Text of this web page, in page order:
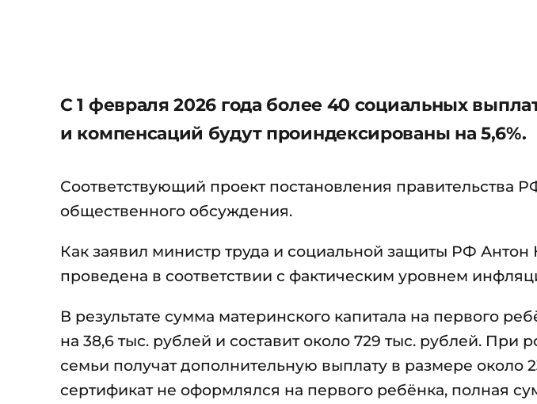
С 1 февраля 2026 года более 40 социальных
и компенсаций будут проиндексированы на 5,6%.
Соответствующий проект постановления правительства
общественного обсуждения.
Как заявил министр труда и социальной защиты РФ Антон
проведена в соответствии с фактическим уровнем
В результате сумма материнского капитала на первого
на 38,6 тыс. рублей и составит около 729 тыс. рублей. При
семьи получат дополнительную выплату в размере около
сертификат не оформлялся на первого ребёнка, полная